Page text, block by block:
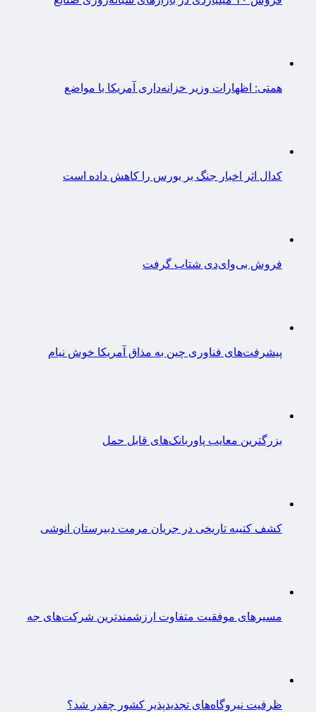
همتی: اظهارات وزیر خزانه‌داری آمریکا با مواضع
کدال اثر اخبار جنگ بر بورس را کاهش داده است
فروش بی‌وای‌دی شتاب گرفت
پیشرفت‌های فناوری چین به مذاق آمریکا خوش نیام
بزرگترین معایب پاوربانک‌های قابل حمل
کشف کتیبه تاریخی در جریان مرمت دبیرستان انوشی
مسیرهای موفقیت متفاوت ارزشمندترین شرکت‌های جه
ظرفیت نیروگاه‌های تجدیدپذیر کشور چقدر شد؟